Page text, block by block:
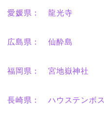
愛媛県： 龍光寺
広島県： 仙酔島
福岡県： 宮地嶽神社
長崎県： ハウステンボス